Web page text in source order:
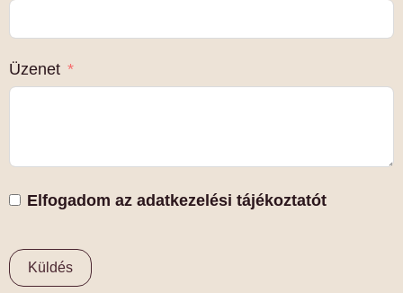
Üzenet
Elfogadom az adatkezelési tájékoztatót
Küldés